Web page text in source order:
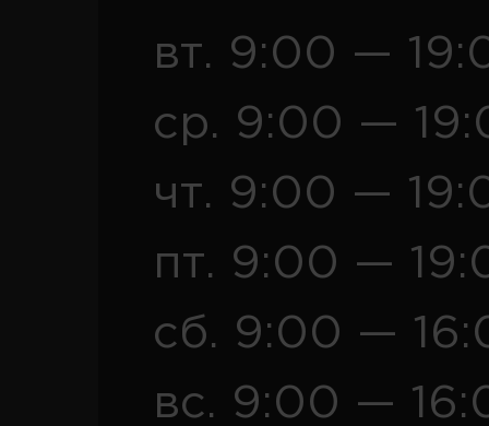
вт. 9:00 —
ср. 9:00 —
чт. 9:00 —
пт. 9:00 —
сб. 9:00 —
вс. 9:00 —